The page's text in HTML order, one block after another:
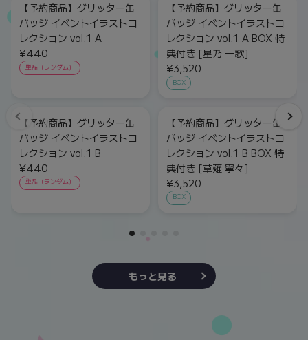
【予約商品】グリッター缶
バッジ イベントイラストコ
レクション vol.1 A
¥440
単品（ランダム）
【予約商品】グリッター缶
バッジ イベントイラストコ
レクション vol.1 A BOX 特
典付き [星乃 一歌]
¥3,520
BOX
【予約商品】グリッター缶
バッジ イベントイラストコ
レクション vol.1 B
¥440
単品（ランダム）
【予約商品】グリッター缶
バッジ イベントイラストコ
レクション vol.1 B BOX 特
典付き [草薙 寧々]
¥3,520
BOX
もっと見る